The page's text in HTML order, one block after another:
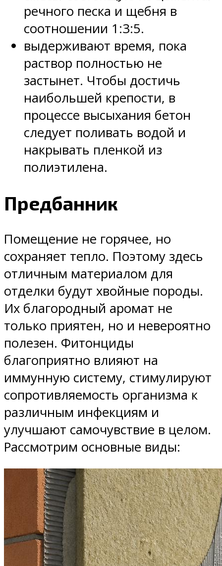
речного песка и щебня в
соотношении 1:3:5.
выдерживают время, пока
раствор полностью не
застынет. Чтобы достичь
наибольшей крепости, в
процессе высыхания бетон
следует поливать водой и
накрывать пленкой из
полиэтилена.
Предбанник
Помещение не горячее, но
сохраняет тепло. Поэтому здесь
отличным материалом для
отделки будут хвойные породы.
Их благородный аромат не
только приятен, но и невероятно
полезен. Фитонциды
благоприятно влияют на
иммунную систему, стимулируют
сопротивляемость организма к
различным инфекциям и
улучшают самочувствие в целом.
Рассмотрим основные виды: